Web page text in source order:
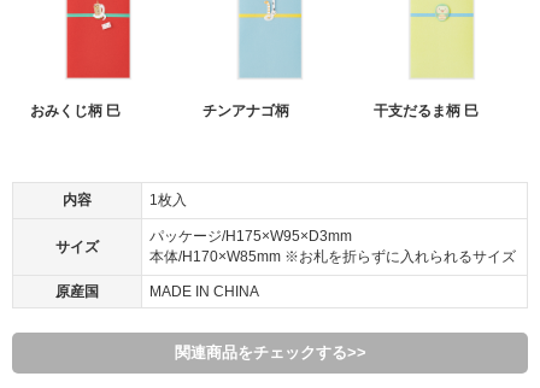
おみくじ柄 巳 チンアナゴ柄 干支だるま柄 巳
内容 1枚入
サイズ
パッケージ/H175×W95×D3mm
本体/H170×W85mm ※お札を折らずに入れられるサイズ
原産国 MADE IN CHINA
関連商品をチェックする>>